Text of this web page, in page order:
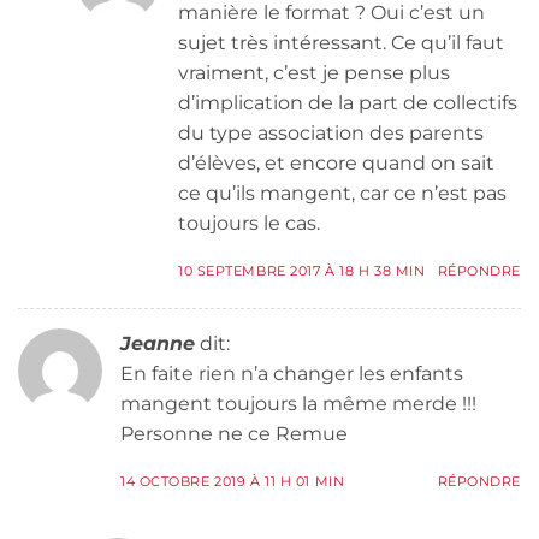
manière le format ? Oui c’est un
sujet très intéressant. Ce qu’il faut
vraiment, c’est je pense plus
d’implication de la part de collectifs
du type association des parents
d’élèves, et encore quand on sait
ce qu’ils mangent, car ce n’est pas
toujours le cas.
10 SEPTEMBRE 2017 À 18 H 38 MIN RÉPONDRE
Jeanne dit:
En faite rien n’a changer les enfants
mangent toujours la même merde !!!
Personne ne ce Remue
14 OCTOBRE 2019 À 11 H 01 MIN RÉPONDRE